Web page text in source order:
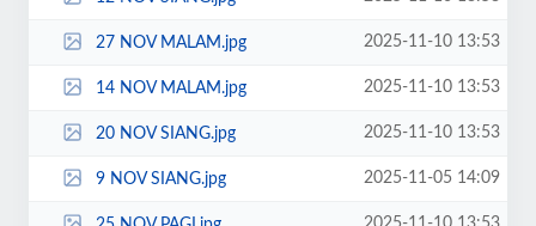
27 NOV MALAM.jpg 2025-11-10 13:53
14 NOV MALAM.jpg 2025-11-10 13:53
20 NOV SIANG.jpg 2025-11-10 13:53
9 NOV SIANG.jpg 2025-11-05 14:09